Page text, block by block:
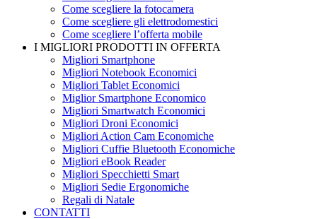
Come scegliere la fotocamera
Come scegliere gli elettrodomestici
Come scegliere l’offerta mobile
I MIGLIORI PRODOTTI IN OFFERTA
Migliori Smartphone
Migliori Notebook Economici
Migliori Tablet Economici
Miglior Smartphone Economico
Migliori Smartwatch Economici
Migliori Droni Economici
Migliori Action Cam Economiche
Migliori Cuffie Bluetooth Economiche
Migliori eBook Reader
Migliori Specchietti Smart
Migliori Sedie Ergonomiche
Regali di Natale
CONTATTI